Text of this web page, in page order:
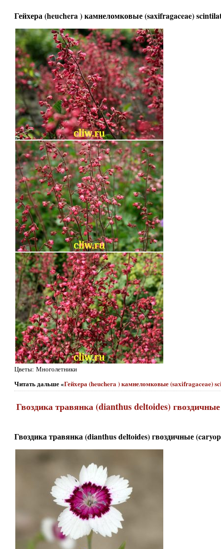
Гейхера (heuchera ) камнеломковые (saxifragaceae)
Цветы: Многолетники
Читать дальше «Гейхера (heuchera ) камнеломковые (saxifragaceae)
Гвоздика травянка (dianthus deltoides)
Гвоздика травянка (dianthus deltoides) гвоздичные